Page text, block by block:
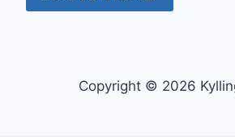
Copyright © 2026